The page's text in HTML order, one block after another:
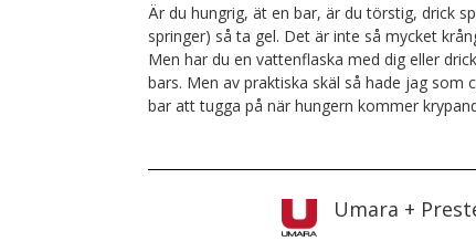
Är du hungrig, ät en bar, är du törstig, drick
springer) så ta gel. Det är inte så mycket
Men har du en vattenflaska med dig eller
bars. Men av praktiska skäl så hade jag
bar att tugga på när hungern kommer
Umara +